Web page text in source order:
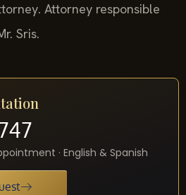
Attorney responsible
Sris.
· English & Spanish